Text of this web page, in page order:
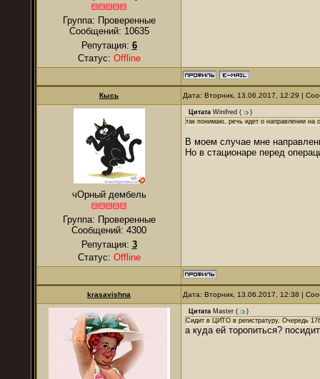
Группа: Проверенные
Сообщений: 10635
Репутация: 6
Статус: Offline
Кысь Дата: Вторник, 13.06.2017, 12:29 |
чОрный дембель
Группа: Проверенные
Сообщений: 4300
Репутация: 3
Статус: Offline
Цитата Winifred (
)
так понимаю, речь идет о направлении
В моем случае мне
Но в стационаре перед
krasavishna Дата: Вторник, 13.06.2017, 12:38 |
Цитата Master (
)
Сидит в ЦИТО в регистратуру. Очередь
а куда ей торопиться?